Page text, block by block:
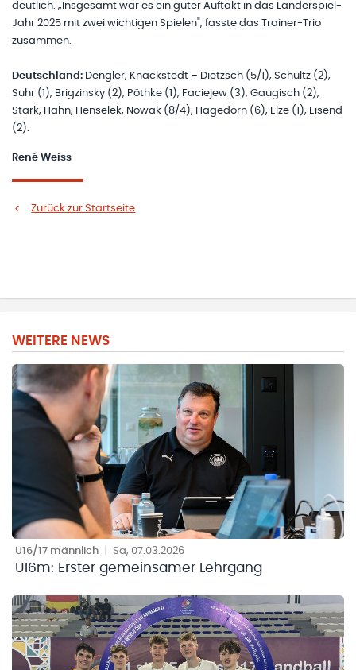
deutlich. „Insgesamt war es ein guter Auftakt in das Länderspiel-
Jahr 2025 mit zwei wichtigen Spielen", fasste das Trainer-Trio
zusammen.
Deutschland: Dengler, Knackstedt – Dietzsch (5/1), Schultz (2),
Suhr (1), Brigzinsky (2), Pöthke (1), Faciejew (3), Gaugisch (2),
Stark, Hahn, Henselek, Nowak (8/4), Hagedorn (6), Elze (1), Eisend
(2).
René Weiss
Zurück zur Startseite
WEITERE NEWS
U16/17 männlich Sa, 07.03.2026
U16m: Erster gemeinsamer Lehrgang